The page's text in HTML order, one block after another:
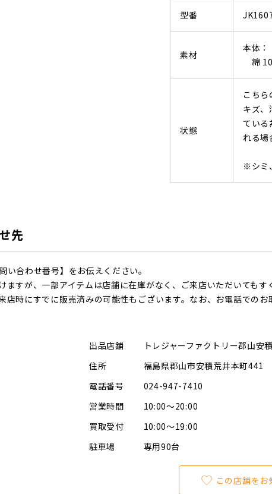
型番
素材
本体：
綿
状態
こち
キズ、
ている
れる場
※シミ
先
合わせ番号】をお伝えください。
すが、一部アイテムは店舗に在庫がなく、ご来店いただいてもす
店時にすでに販売済みの可能性もございます。なお、お電話での
出品店舗
トレジャーファクトリー郡山安
住所
福島県郡山市安積荒井本町441
電話番号
024-947-7410
営業時間
10:00～20:00
買取受付
10:00～19:00
駐車場
専用90台
この店舗をお